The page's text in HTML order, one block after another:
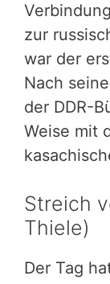
zur
war der
Nach
der DDR-
Weise mit
Streich
Thiele)
Der Tag